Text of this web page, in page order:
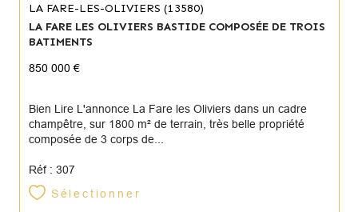
LA FARE-LES-OLIVIERS (13580)
LA FARE LES OLIVIERS BASTIDE COMPOSÉE DE TROIS
BATIMENTS
850 000 €
Bien Lire L'annonce La Fare les Oliviers dans un cadre
champêtre, sur 1800 m² de terrain, très belle propriété
composée de 3 corps de...
Réf : 307
Sélectionner